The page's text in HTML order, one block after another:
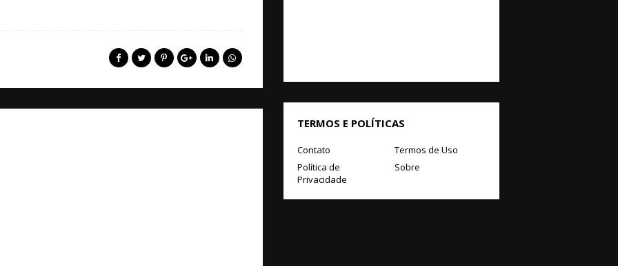
TERMOS E POLÍTICAS
Contato
Termos de Uso
Política de
Privacidade
Sobre